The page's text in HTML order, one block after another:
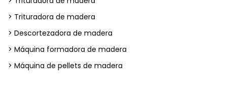
> Trituradora de madera
> Descortezadora de madera
> Máquina formadora de madera
> Máquina de pellets de madera